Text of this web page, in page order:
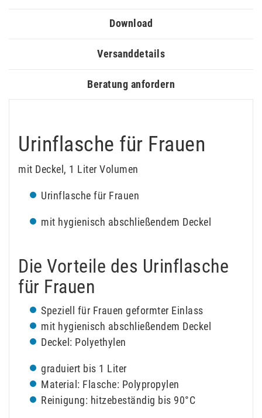
Download
Versanddetails
Beratung anfordern
Urinflasche für Frauen
mit Deckel, 1 Liter Volumen
Urinflasche für Frauen
mit hygienisch abschließendem Deckel
Die Vorteile des Urinflasche
für Frauen
Speziell für Frauen geformter Einlass
mit hygienisch abschließendem Deckel
Deckel: Polyethylen
graduiert bis 1 Liter
Material: Flasche: Polypropylen
Reinigung: hitzebeständig bis 90°C